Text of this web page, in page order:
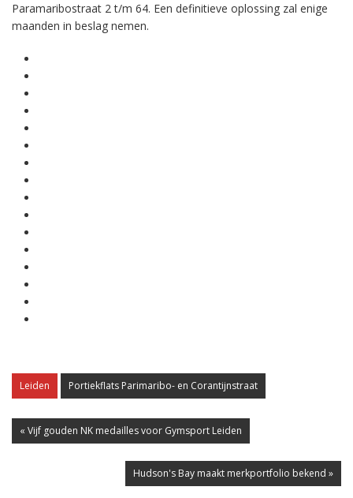
Paramaribostraat 2 t/m 64. Een definitieve oplossing zal enige
maanden in beslag nemen.
Leiden Portiekflats Parimaribo- en Corantijnstraat
« Vijf gouden NK medailles voor Gymsport Leiden
Hudson's Bay maakt merkportfolio bekend »